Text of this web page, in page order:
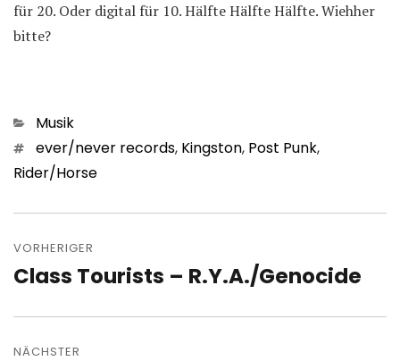
für 20. Oder digital für 10. Hälfte Hälfte Hälfte. Wiehher
bitte?
Kategorien
Musik
Schlagwörter
ever/never records, Kingston, Post Punk,
Rider/Horse
VORHERIGER
Vorheriger
Class Tourists – R.Y.A./Genocide
NÄCHSTER